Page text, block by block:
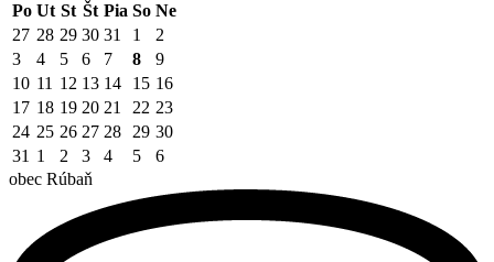
Po Ut St Št Pia So Ne
27 28 29 30 31 1
2
3
4 5 6 7 8
9
10 11 12 13 14 15 16
17 18 19 20 21 22 23
24 25 26 27 28 29 30
31 1 2 3 4 5
6
obec Rúbaň